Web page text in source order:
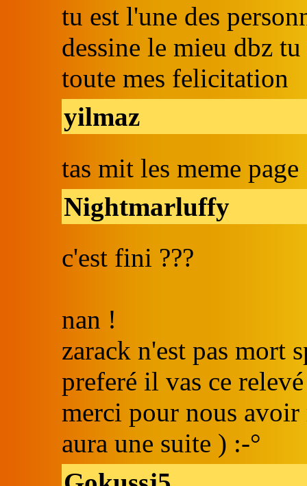
tu est l'une des
dessine le mieu dbz
toute mes felicitation
yilmaz
tas mit les meme page
Nightmarluffy
c'est fini ???
nan !
zarack n'est pas mort
preferé il vas ce
merci pour nous
aura une suite ) :-°